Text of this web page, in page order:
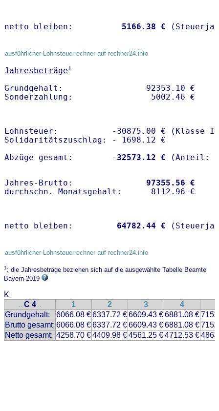
netto bleiben: 5166.38 €
ausführlicher Lohnsteuerrechner auf rechner24.info
Jahresbeträge1
Grundgehalt:                 92353.10 €
Lohnsteuer:           -30875.00 € (Klasse I)
Solidaritätszuschlag: - 1698.12 €
Abzüge gesamt:        - 32573.12 €
Jahres-Brutto: 97355.56 €
netto bleiben: 64782.44 €
ausführlicher Lohnsteuerrechner auf rechner24.info
1: die Jahresbeträge beziehen sich auf die ausgewählte Tabelle Beamte
Bayern 2019
K
.. C 4 .. 1 2 3 4
Grundgehalt:
6066.08 €6337.72 €6609.43 €6881.08 €
Brutto gesamt: 6066.08 €6337.72 €6609.43 €6881.08 €
Netto gesamt: 4258.70 €4409.98 €4561.25 €4712.53 €